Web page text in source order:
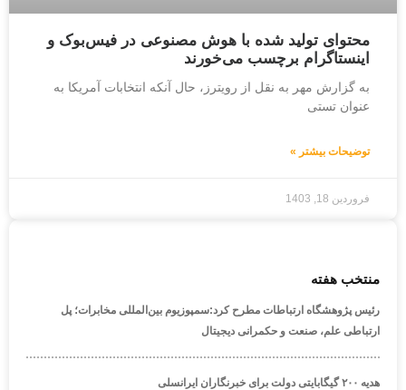
محتوای تولید شده با هوش مصنوعی در فیس‌بوک و
اینستاگرام برچسب می‌خورند
به گزارش مهر به نقل از رویترز، حال آنکه انتخابات آمریکا به
عنوان تستی
توضیحات بیشتر »
فروردین 18, 1403
منتخب هفته
رئیس پژوهشگاه ارتباطات مطرح کرد:سمپوزیوم بین‌المللی مخابرات؛ پل
ارتباطی علم، صنعت و حکمرانی دیجیتال
هدیه ۲۰۰ گیگابایتی دولت برای خبرنگاران ایرانسلی